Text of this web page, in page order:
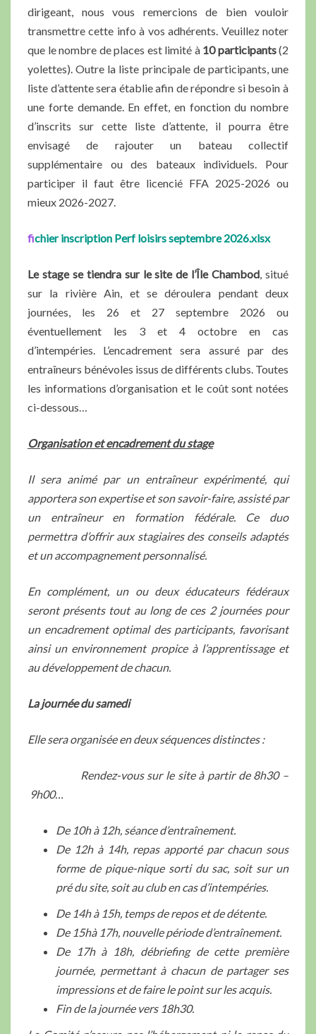
dirigeant, nous vous remercions de bien vouloir
transmettre cette info à vos adhérents. Veuillez noter
que le nombre de places est limité à 10 participants(2
yolettes). Outre la liste principale de participants, une
liste d’attente sera établie afin de répondre si besoin à
une forte demande. En effet, en fonction du nombre
d’inscrits sur cette liste d’attente, il pourra être
envisagé de rajouter un bateau collectif
supplémentaire ou des bateaux individuels. Pour
participer il faut être licencié FFA 2025-2026 ou
mieux 2026-2027.
fichier inscription Perf loisirs septembre 2026.xlsx
Le stage se tiendra sur le site de l’Île Chambod, situé
sur la rivière Ain, et se déroulera pendant deux
journées, les 26 et 27 septembre 2026 ou
éventuellement les 3 et 4 octobre en cas
d’intempéries. L’encadrement sera assuré par des
entraîneurs bénévoles issus de différents clubs. Toutes
les informations d’organisation et le coût sont notées
ci-dessous…
Organisation et encadrement du stage
Il sera animé par un entraîneur expérimenté, qui
apportera son expertise et son savoir-faire, assisté par
un entraîneur en formation fédérale. Ce duo
permettra d’offrir aux stagiaires des conseils adaptés
et un accompagnement personnalisé.
En complément, un ou deux éducateurs fédéraux
seront présents tout au long de ces 2 journées pour
un encadrement optimal des participants, favorisant
ainsi un environnement propice à l’apprentissage et
au développement de chacun.
La journée du samedi
Elle sera organisée en deux séquences distinctes :
Rendez-vous sur le site à partir de 8h30 –
9h00…
De 10h à 12h, séance d’entraînement.
De 12h à 14h, repas apporté par chacun sous
forme de pique-nique sorti du sac, soit sur un
pré du site, soit au club en cas d’intempéries.
De 14h à 15h, temps de repos et de détente.
De 15hà 17h, nouvelle période d’entraînement.
De 17h à 18h, débriefing de cette première
journée, permettant à chacun de partager ses
impressions et de faire le point sur les acquis.
Fin de la journée vers 18h30.